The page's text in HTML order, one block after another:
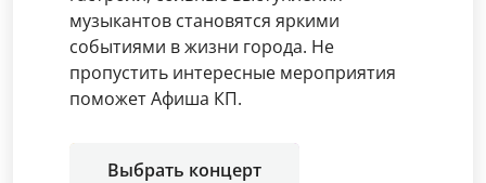
музыкантов становятся яркими
событиями в жизни города. Не
пропустить интересные мероприятия
поможет Афиша КП.
Выбрать концерт